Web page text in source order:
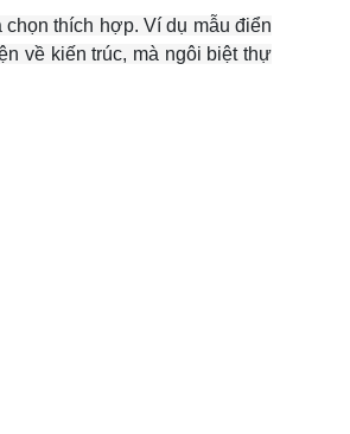
thích hợp. Ví dụ mẫu điển
về kiến trúc, mà ngôi biệt thự